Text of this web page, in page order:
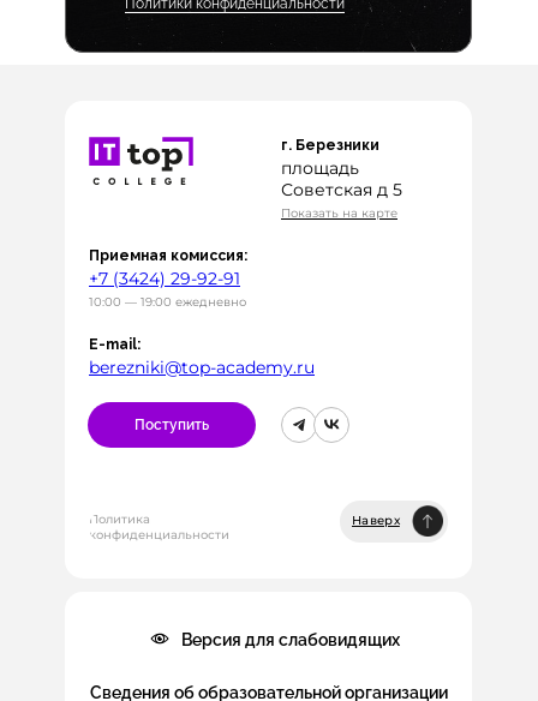
Наверх
Политика
конфиденциальности
10:00 — 19:00 ежедневно
г. Березники
berezniki@top-academy.ru
E-mail:
Приемная комиссия:
площадь
Советская д 5
Показать на карте
Поступить
+7 (3424) 29-92-91
Версия для слабовидящих
Сведения об образовательной организации